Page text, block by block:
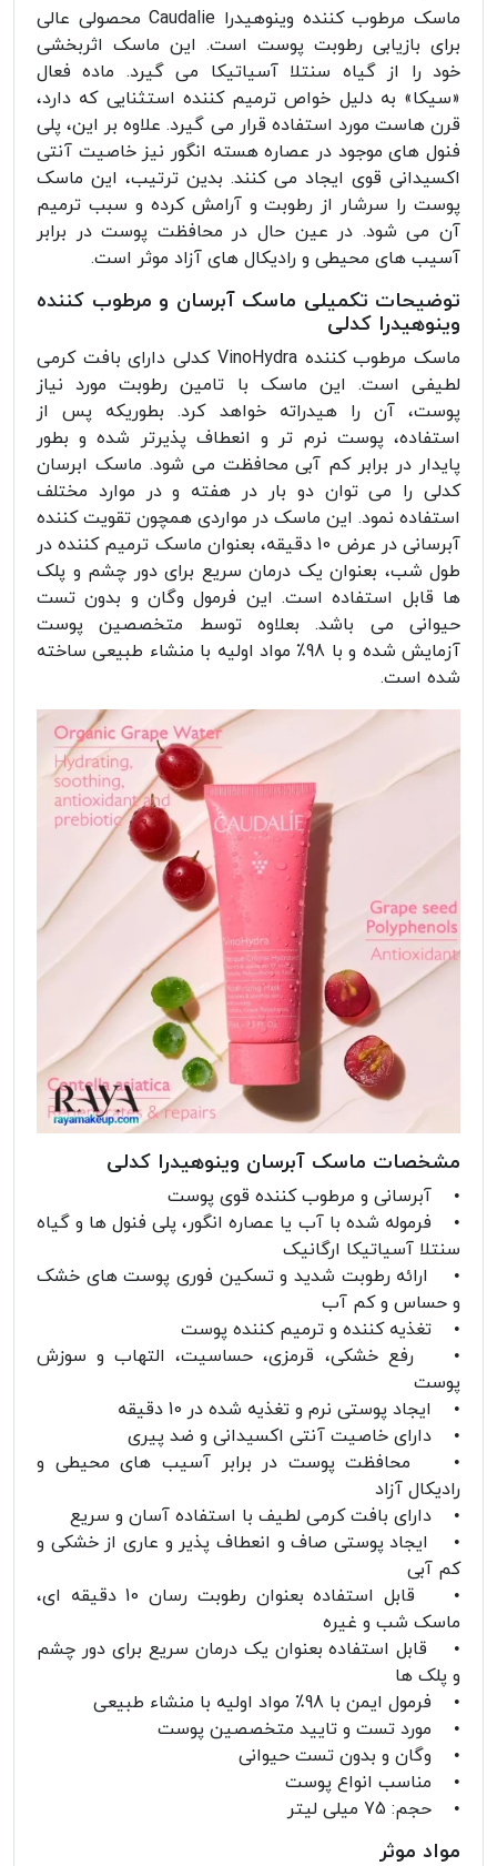
ماسک مرطوب کننده وینوهیدرا Caudalie محصولی عالی
برای بازیابی رطوبت پوست است. این ماسک اثربخشی
خود را از گیاه سنتلا آسیاتیکا می گیرد. ماده فعال
«سیکا» به دلیل خواص ترمیم کننده استثنایی که دارد،
قرن هاست مورد استفاده قرار می گیرد. علاوه بر این، پلی
فنول های موجود در عصاره هسته انگور نیز خاصیت آنتی
اکسیدانی قوی ایجاد می کنند. بدین ترتیب، این ماسک
پوست را سرشار از رطوبت و آرامش کرده و سبب ترمیم
آن می شود. در عین حال در محافظت پوست در برابر
آسیب های محیطی و رادیکال های آزاد موثر است.
توضیحات تکمیلی ماسک آبرسان و مرطوب کننده
وینوهیدرا کدلی
ماسک مرطوب کننده VinoHydra کدلی دارای بافت کرمی
لطیفی است. این ماسک با تامین رطوبت مورد نیاز
پوست، آن را هیدراته خواهد کرد. بطوریکه پس از
استفاده، پوست نرم تر و انعطاف پذیرتر شده و بطور
پایدار در برابر کم آبی محافظت می شود. ماسک ابرسان
کدلی را می توان دو بار در هفته و در موارد مختلف
استفاده نمود. این ماسک در مواردی همچون تقویت کننده
آبرسانی در عرض 10 دقیقه، بعنوان ماسک ترمیم کننده در
طول شب، بعنوان یک درمان سریع برای دور چشم و پلک
ها قابل استفاده است. این فرمول وگان و بدون تست
حیوانی می باشد. بعلاوه توسط متخصصین پوست
آزمایش شده و با 98٪ مواد اولیه با منشاء طبیعی ساخته
شده است.
مشخصات ماسک آبرسان وینوهیدرا کدلی
• آبرسانی و مرطوب کننده قوی پوست
• فرموله شده با آب یا عصاره انگور، پلی فنول ها و گیاه
سنتلا آسیاتیکا ارگانیک
• ارائه رطوبت شدید و تسکین فوری پوست های خشک
و حساس و کم آب
• تغذیه کننده و ترمیم کننده پوست
• رفع خشکی، قرمزی، حساسیت، التهاب و سوزش
پوست
• ایجاد پوستی نرم و تغذیه شده در 10 دقیقه
• دارای خاصیت آنتی اکسیدانی و ضد پیری
• محافظت پوست در برابر آسیب های محیطی و
رادیکال آزاد
• دارای بافت کرمی لطیف با استفاده آسان و سریع
• ایجاد پوستی صاف و انعطاف پذیر و عاری از خشکی و
کم آبی
• قابل استفاده بعنوان رطوبت رسان 10 دقیقه ای،
ماسک شب و غیره
• قابل استفاده بعنوان یک درمان سریع برای دور چشم
و پلک ها
• فرمول ایمن با 98٪ مواد اولیه با منشاء طبیعی
• مورد تست و تایید متخصصین پوست
• وگان و بدون تست حیوانی
• مناسب انواع پوست
• حجم: 75 میلی لیتر
مواد موثر